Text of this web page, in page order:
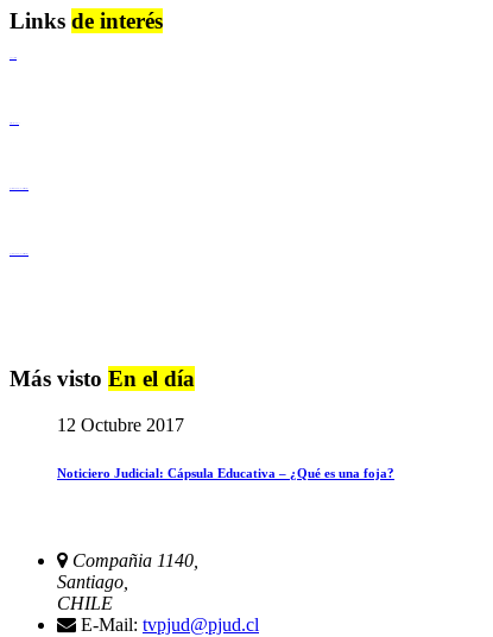
Links de interés
Más visto En el día
12 Octubre 2017
Noticiero Judicial: Cápsula Educativa – ¿Qué es una foja?
Compañia 1140,
Santiago,
CHILE
E-Mail: tvpjud@pjud.cl